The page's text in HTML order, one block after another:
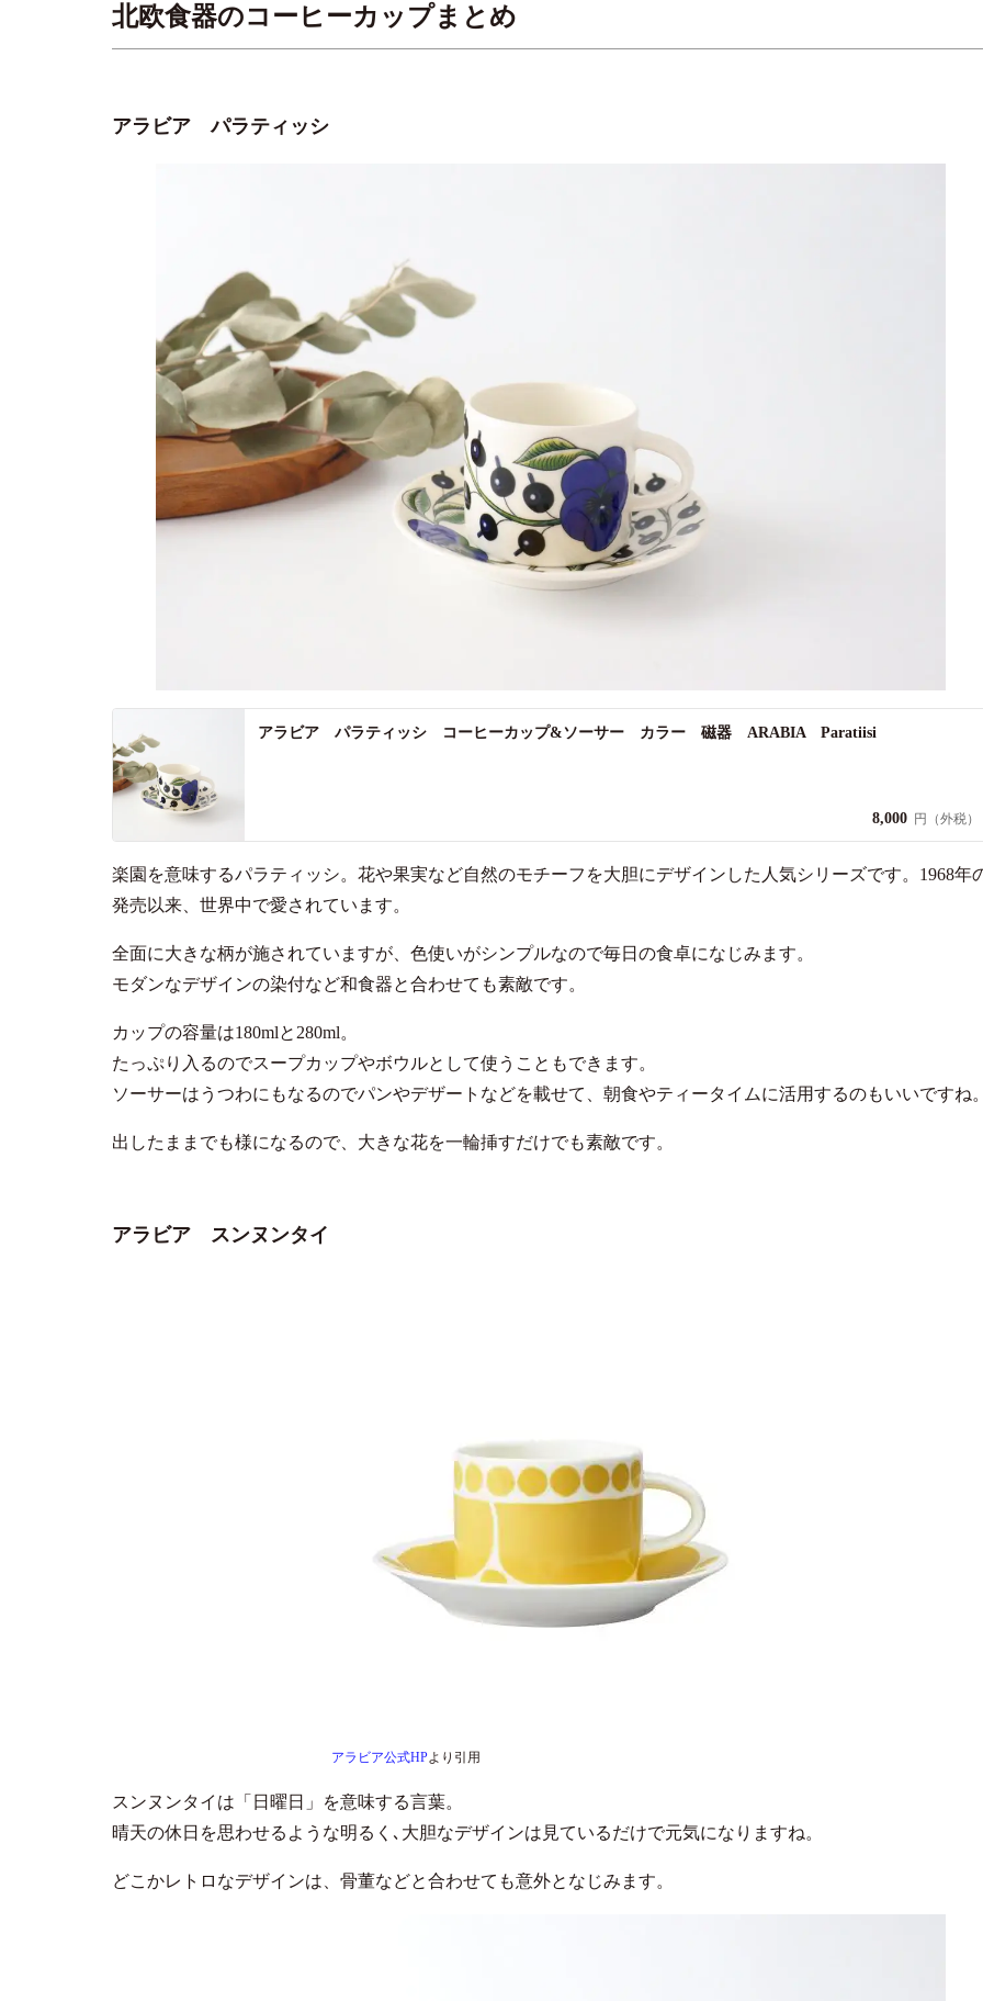
北欧食器のコーヒーカップまとめ
アラビア パラティッシ
アラビア パラティッシ コーヒーカップ&ソーサー カラー 磁器 ARABIA Paratiisi
8,000 円（外税）
楽園を意味するパラティッシ。花や果実など自然のモチーフを大胆にデザインした人気シリーズです。1968年
発売以来、世界中で愛されています。
全面に大きな柄が施されていますが、色使いがシンプルなので毎日の食卓になじみます。
モダンなデザインの染付など和食器と合わせても素敵です。
カップの容量は180mlと280ml。
たっぷり入るのでスープカップやボウルとして使うこともできます。
ソーサーはうつわにもなるのでパンやデザートなどを載せて、朝食やティータイムに活用するのもいいですね
出したままでも様になるので、大きな花を一輪挿すだけでも素敵です。
アラビア スンヌンタイ
アラビア公式HPより引用
スンヌンタイは「日曜日」を意味する言葉。
晴天の休日を思わせるような明るく､大胆なデザインは見ているだけで元気になりますね。
どこかレトロなデザインは、骨董などと合わせても意外となじみます。